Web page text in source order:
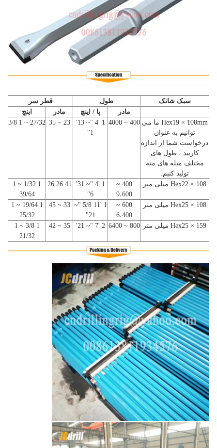
سبک شانک طول
قطر سر
مادر
پا / اینچ مادر
اینچ
Hex19 × 108mm ما می
توانیم به عنوان
درخواست شما از اندازه
کاربید ، طول های
مختلف میله های مته
تولید کنیم.
400 ~ 4000
1 '4 "~ 13'
23 ~ 35
27/32 ~ 1 3/8
Hex22 × 108 میلی متر
400 ~
9،600
1 '4 "~ 31'
41 26 26
1 1/32 ~ 1
39/64
Hex25 × 108 میلی متر
600 ~
6،400
1 '11 5/8 "~
21"
33 ~ 45
1 19/64 ~ 1
25/32
Hex25 × 159 میلی متر
800 ~ 6400
2 '7 "~ 21'
35 ~ 42
1 3/8 ~ 1
21/32